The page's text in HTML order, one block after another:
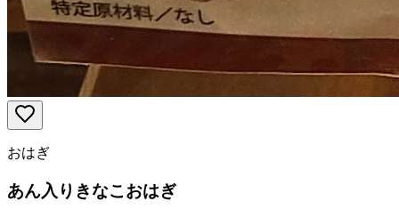
おはぎ
あん入りきなこおはぎ